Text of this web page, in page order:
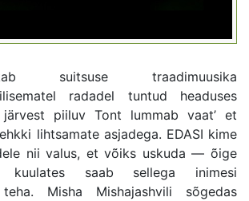
suitsuse traadimuusika
radadel tuntud headuses
piiluv Tont lummab vaat’ et
lihtsamate asjadega. EDASI kime
nii valus, et võiks uskuda — õige
kuulates saab sellega inimesi
teha. Misha Mishajashvili sõgedas